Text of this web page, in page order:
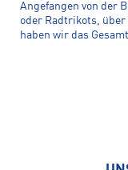
Angefangen von der
oder Radtrikots, über
haben wir das